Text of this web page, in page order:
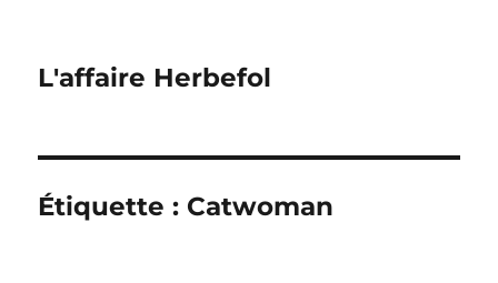
L'affaire Herbefol
Étiquette : Catwoman